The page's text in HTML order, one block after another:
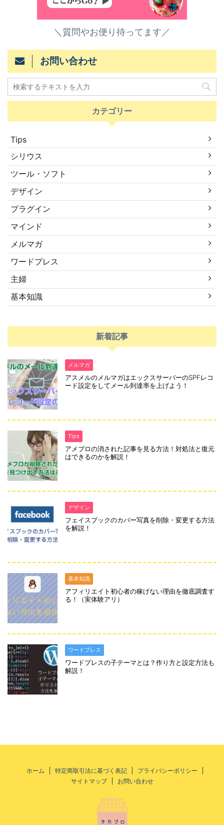
＼質問やお便り待ってます／
お問い合わせ
カテゴリー
Tips
シリウス
ツール・ソフト
デザイン
プラグイン
マインド
メルマガ
ワードプレス
主婦
基本知識
新着記事
メルマガ
アスメルのメルマガはエックスサーバーのSPFレコ
ード設定をしてメール到達率を上げよう！
Tips
アメブロの消された記事を見る方法！対処法と復元
はできるのかを解説！
デザイン
フェイスブックのカバー写真を削除・変更する方法
を解説！
基本知識
アフィリエイト初心者の稼げない理由を徹底調査す
る！（実体験アリ）
ワードプレス
ワードプレスの子テーマとは？作り方と設定方法も
解説！
ホーム 特定商取引法に基づく表記
プライバシーポリシー
サイトマップ
お問い合わせ